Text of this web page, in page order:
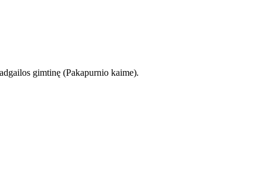
gimtinę (Pakapurnio kaime).